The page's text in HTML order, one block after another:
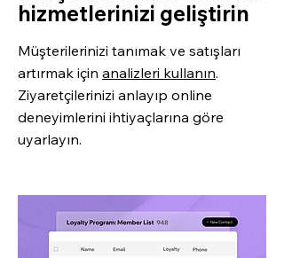
hizmetlerinizi geliştirin
Müşterilerinizi tanımak ve satışları
artırmak için analizleri kullanın.
Ziyaretçilerinizi anlayıp online
deneyimlerini ihtiyaçlarına göre
uyarlayın.